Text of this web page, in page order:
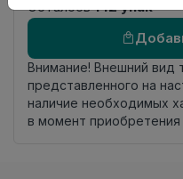
Осталось142 упак
Внимание! Внешний вид
представленного на
наличие необходимых
в момент приобретения